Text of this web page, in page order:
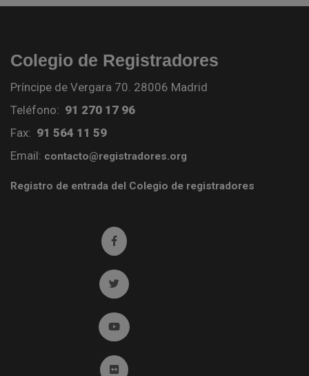
Colegio de Registradores
Príncipe de Vergara 70. 28006 Madrid
Teléfono: 91 270 17 96
Fax: 91 564 11 59
Email: contacto@registradores.org
Registro de entrada del Colegio de registradores
Ir a facebook (abre en ventana nueva)
Ir a twitter (abre en ventana nueva)
Ir a YouTube (abre en ventana nueva)
Ir a Flickr (abre en ventana nueva)